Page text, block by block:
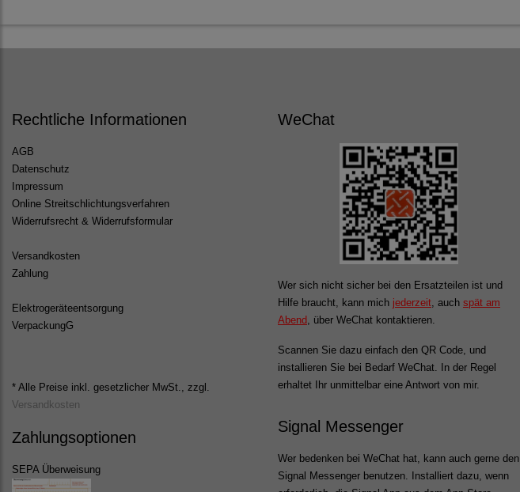
Rechtliche Informationen
AGB
Datenschutz
Impressum
Online Streitschlichtungsverfahren
Widerrufsrecht & Widerrufsformular
Versandkosten
Zahlung
Elektrogeräteentsorgung
VerpackungG
* Alle Preise inkl. gesetzlicher MwSt., zzgl.
Versandkosten
Zahlungsoptionen
SEPA Überweisung
WeChat
Wer sich nicht sicher bei den Ersatzteilen ist und
Hilfe braucht, kann mich jederzeit , auch spät am
Abend
, über WeChat kontaktieren.
Scannen Sie dazu einfach den QR Code, und
installieren Sie bei Bedarf WeChat. In der Regel
erhaltet Ihr unmittelbar eine Antwort von mir.
Signal Messenger
Wer bedenken bei WeChat hat, kann auch gerne den
Signal Messenger benutzen. Installiert dazu, wenn